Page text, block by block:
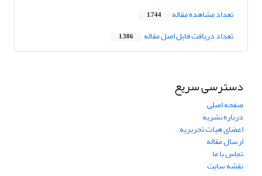
تعداد مشاهده مقاله 1,744
تعداد دریافت فایل اصل مقاله 1,386
دسترسی سریع
صفحه اصلی
درباره نشریه
اعضای هیات تحریریه
ارسال مقاله
تماس با ما
نقشه سایت